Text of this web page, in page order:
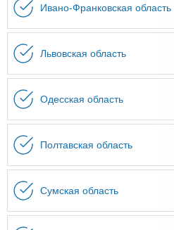
Ивано-Франковская область
Львовская область
Одесская область
Полтавская область
Сумская область